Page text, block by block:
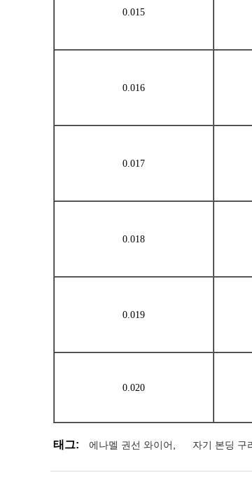
0.015
0.016
0.017
0.018
0.019
0.020
태그: 에나멜 권선 와이어 자기 본딩 구